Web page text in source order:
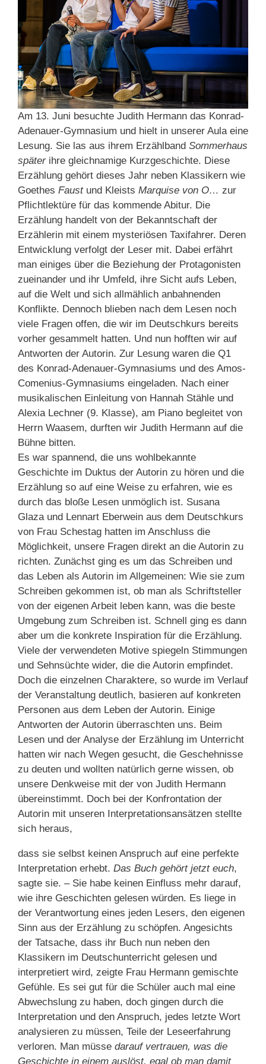
Am 13. Juni besuchte Judith Hermann das Konrad-
Adenauer-Gymnasium und hielt in unserer Aula eine
Lesung. Sie las aus ihrem Erzählband Sommerhaus
späterihre gleichnamige Kurzgeschichte. Diese
Erzählung gehört dieses Jahr neben Klassikern wie
Goethes Faustund Kleists Marquise von O… zur
Pflichtlektüre für das kommende Abitur. Die
Erzählung handelt von der Bekanntschaft der
Erzählerin mit einem mysteriösen Taxifahrer. Deren
Entwicklung verfolgt der Leser mit. Dabei erfährt
man einiges über die Beziehung der Protagonisten
zueinander und ihr Umfeld, ihre Sicht aufs Leben,
auf die Welt und sich allmählich anbahnenden
Konflikte. Dennoch blieben nach dem Lesen noch
viele Fragen offen, die wir im Deutschkurs bereits
vorher gesammelt hatten. Und nun hofften wir auf
Antworten der Autorin. Zur Lesung waren die Q1
des Konrad-Adenauer-Gymnasiums und des Amos-
Comenius-Gymnasiums eingeladen. Nach einer
musikalischen Einleitung von Hannah Stähle und
Alexia Lechner (9. Klasse), am Piano begleitet von
Herrn Waasem, durften wir Judith Hermann auf die
Bühne bitten.
Es war spannend, die uns wohlbekannte
Geschichte im Duktus der Autorin zu hören und die
Erzählung so auf eine Weise zu erfahren, wie es
durch das bloße Lesen unmöglich ist. Susana
Glaza und Lennart Eberwein aus dem Deutschkurs
von Frau Schestag hatten im Anschluss die
Möglichkeit, unsere Fragen direkt an die Autorin zu
richten. Zunächst ging es um das Schreiben und
das Leben als Autorin im Allgemeinen: Wie sie zum
Schreiben gekommen ist, ob man als Schriftsteller
von der eigenen Arbeit leben kann, was die beste
Umgebung zum Schreiben ist. Schnell ging es dann
aber um die konkrete Inspiration für die Erzählung.
Viele der verwendeten Motive spiegeln Stimmungen
und Sehnsüchte wider, die die Autorin empfindet.
Doch die einzelnen Charaktere, so wurde im Verlauf
der Veranstaltung deutlich, basieren auf konkreten
Personen aus dem Leben der Autorin. Einige
Antworten der Autorin überraschten uns. Beim
Lesen und der Analyse der Erzählung im Unterricht
hatten wir nach Wegen gesucht, die Geschehnisse
zu deuten und wollten natürlich gerne wissen, ob
unsere Denkweise mit der von Judith Hermann
übereinstimmt. Doch bei der Konfrontation der
Autorin mit unseren Interpretationsansätzen stellte
sich heraus,
dass sie selbst keinen Anspruch auf eine perfekte
Interpretation erhebt. Das Buch gehört jetzt euch,
sagte sie. – Sie habe keinen Einfluss mehr darauf,
wie ihre Geschichten gelesen würden. Es liege in
der Verantwortung eines jeden Lesers, den eigenen
Sinn aus der Erzählung zu schöpfen. Angesichts
der Tatsache, dass ihr Buch nun neben den
Klassikern im Deutschunterricht gelesen und
interpretiert wird, zeigte Frau Hermann gemischte
Gefühle. Es sei gut für die Schüler auch mal eine
Abwechslung zu haben, doch gingen durch die
Interpretation und den Anspruch, jedes letzte Wort
analysieren zu müssen, Teile der Leseerfahrung
verloren. Man müsse darauf vertrauen, was die
Geschichte in einem auslöst, egal ob man damit